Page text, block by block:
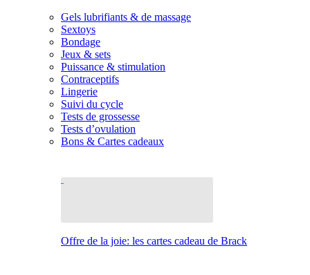
Gels lubrifiants & de massage
Sextoys
Bondage
Jeux & sets
Puissance & stimulation
Contraceptifs
Lingerie
Suivi du cycle
Tests de grossesse
Tests d’ovulation
Bons & Cartes cadeaux
Offre de la joie: les cartes cadeau de Brack